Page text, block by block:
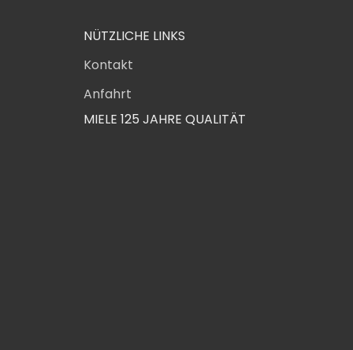
NÜTZLICHE LINKS
Kontakt
Anfahrt
MIELE 125 JAHRE QUALITÄT